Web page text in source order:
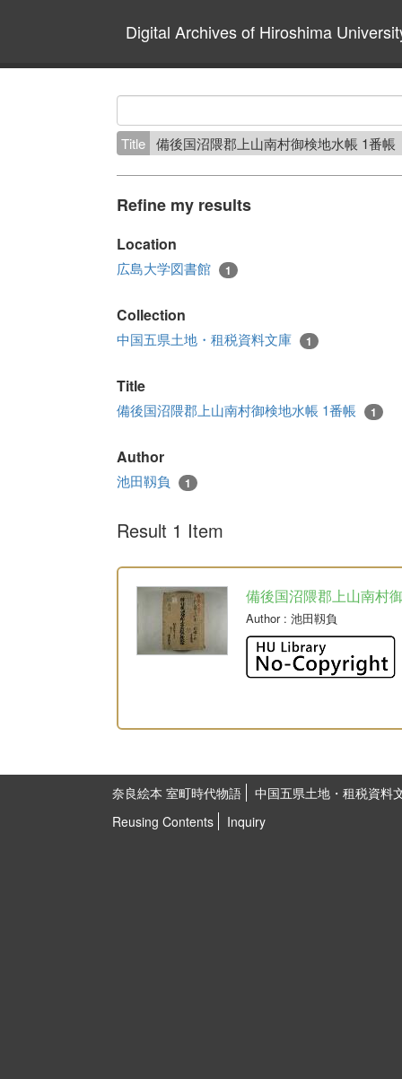
Digital Archives of Hiroshima
Title 備後国沼隈郡上山南村御検地水帳 1番帳
Refine my results
Location
広島大学図書館 1
Collection
中国五県土地・租税資料文庫 1
Title
備後国沼隈郡上山南村御検地水帳 1番帳 1
Author
池田靱負 1
Result 1 Item
備後国沼隈郡上山南村
Author: 池田靱負
奈良絵本 室町時代物語
中国五県土地・租税資料
Reusing Contents
Inquiry